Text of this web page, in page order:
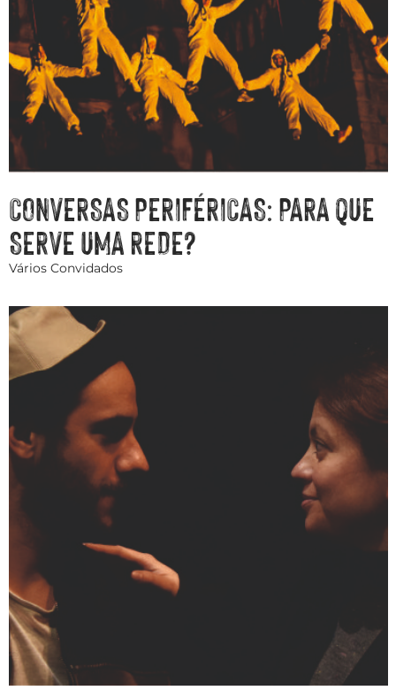
CONVERSAS PERIFÉRICAS: PARA QUE
SERVE UMA REDE?
Vários Convidados